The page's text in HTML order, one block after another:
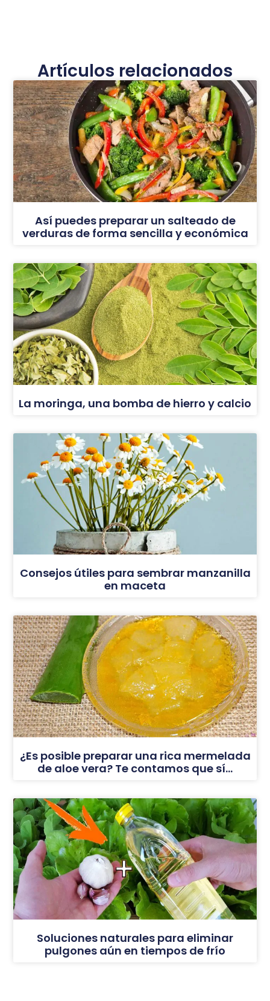
Artículos relacionados
Así puedes preparar un salteado de
verduras de forma sencilla y económica
La moringa, una bomba de hierro y calcio
Consejos útiles para sembrar manzanilla
en maceta
¿Es posible preparar una rica mermelada
de aloe vera? Te contamos que sí…
Soluciones naturales para eliminar
pulgones aún en tiempos de frío